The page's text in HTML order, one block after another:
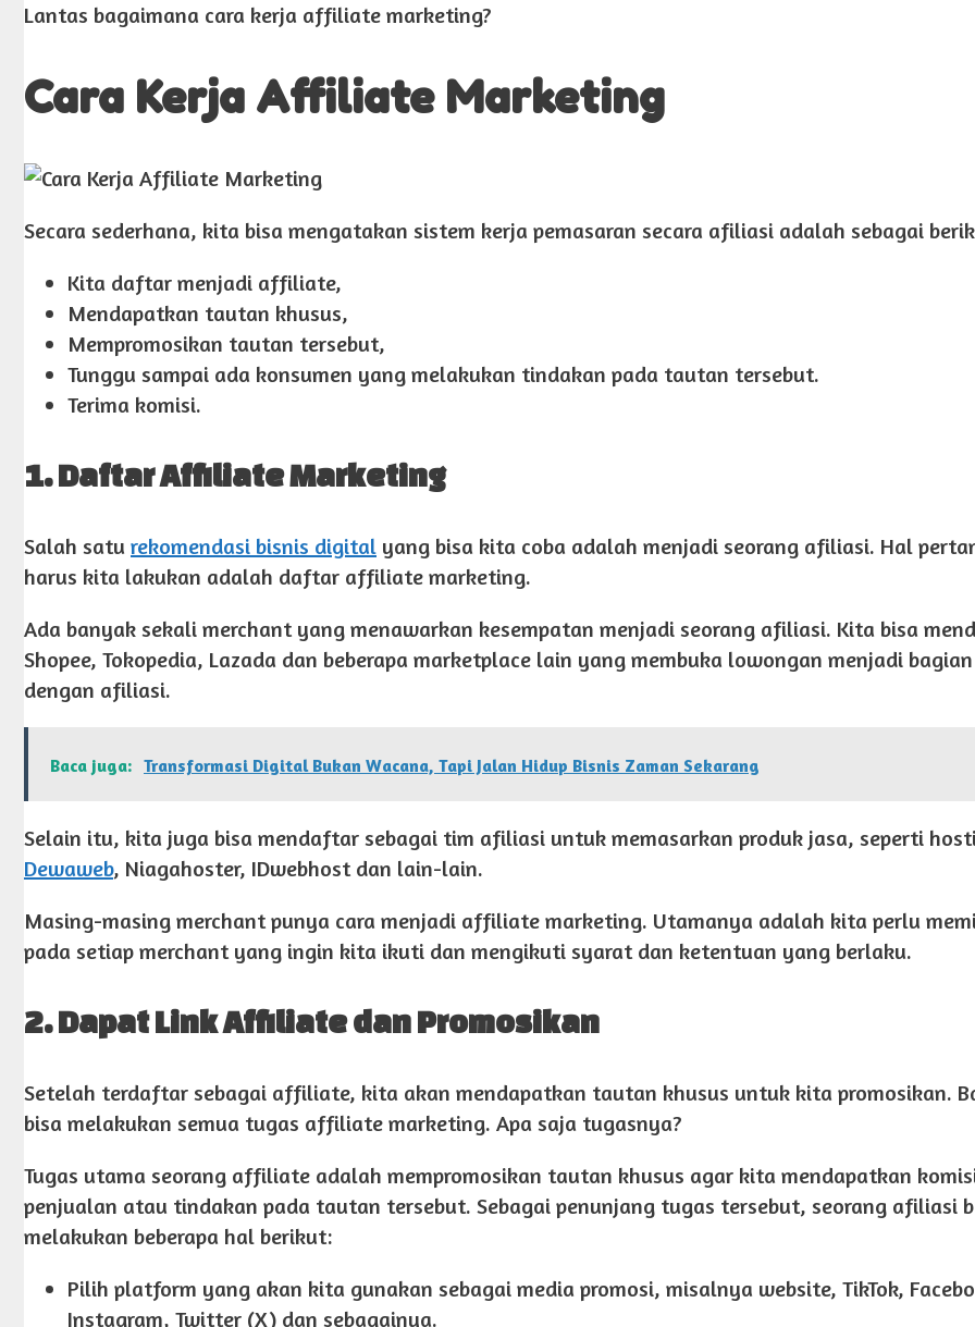
Lantas bagaimana cara kerja affiliate marketing?
Cara Kerja Affiliate Marketing
Secara sederhana, kita bisa mengatakan sistem kerja pemasaran secara afiliasi adalah sebagai
Kita daftar menjadi affiliate,
Mendapatkan tautan khusus,
Mempromosikan tautan tersebut,
Tunggu sampai ada konsumen yang melakukan tindakan pada tautan tersebut.
Terima komisi.
1. Daftar Affiliate Marketing
Salah satu rekomendasi bisnis digital yang bisa kita coba adalah menjadi seorang afiliasi. Hal
harus kita lakukan adalah daftar affiliate marketing.
Ada banyak sekali merchant yang menawarkan kesempatan menjadi seorang afiliasi. Kita bisa
Shopee, Tokopedia, Lazada dan beberapa marketplace lain yang membuka lowongan menjadi
dengan afiliasi.
Baca juga: Transformasi Digital Bukan Wacana, Tapi Jalan Hidup Bisnis Zaman Sekarang
Selain itu, kita juga bisa mendaftar sebagai tim afiliasi untuk memasarkan produk jasa, seperti
Dewaweb, Niagahoster, IDwebhost dan lain-lain.
Masing-masing merchant punya cara menjadi affiliate marketing. Utamanya adalah kita perlu
pada setiap merchant yang ingin kita ikuti dan mengikuti syarat dan ketentuan yang berlaku.
2. Dapat Link Affiliate dan Promosikan
Setelah terdaftar sebagai affiliate, kita akan mendapatkan tautan khusus untuk kita promosikan.
bisa melakukan semua tugas affiliate marketing. Apa saja tugasnya?
Tugas utama seorang affiliate adalah mempromosikan tautan khusus agar kita mendapatkan
penjualan atau tindakan pada tautan tersebut. Sebagai penunjang tugas tersebut, seorang afiliasi
melakukan beberapa hal berikut:
Pilih platform yang akan kita gunakan sebagai media promosi, misalnya website, TikTok,
Instagram, Twitter (X) dan sebagainya.